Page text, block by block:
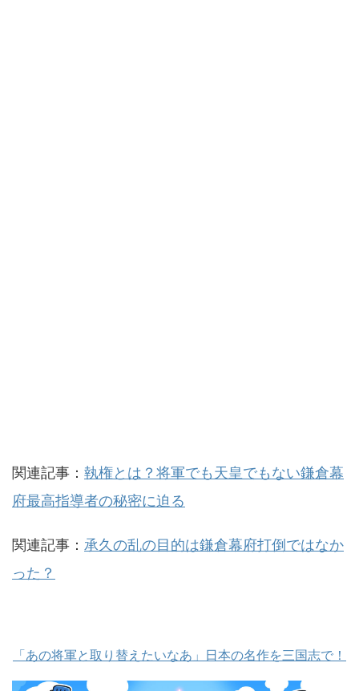
関連記事： 執権とは？将軍でも天皇でもない鎌倉幕
府最高指導者の秘密に迫る
関連記事： 承久の乱の目的は鎌倉幕府打倒ではなか
った？
「あの将軍と取り替えたいなあ」日本の名作を三国志で！